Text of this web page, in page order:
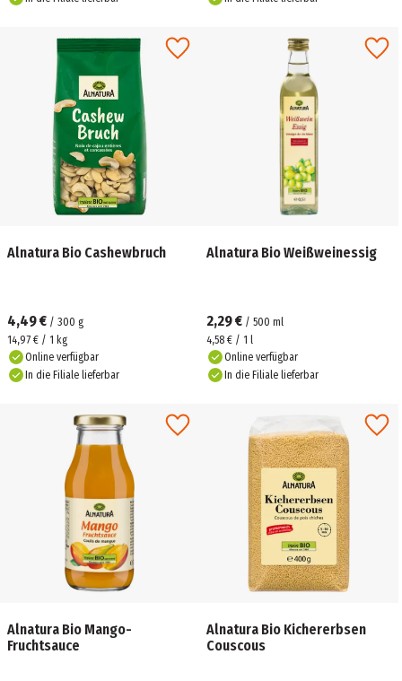
Alnatura Bio Cashewbruch
4,49 € / 300 g
14,97 € / 1 kg
Online verfügbar
In die Filiale lieferbar
Alnatura Bio Weißweinessig
2,29 € / 500 ml
4,58 € / 1 l
Online verfügbar
In die Filiale lieferbar
Alnatura Bio Mango-
Fruchtsauce
Alnatura Bio Kichererbsen
Couscous